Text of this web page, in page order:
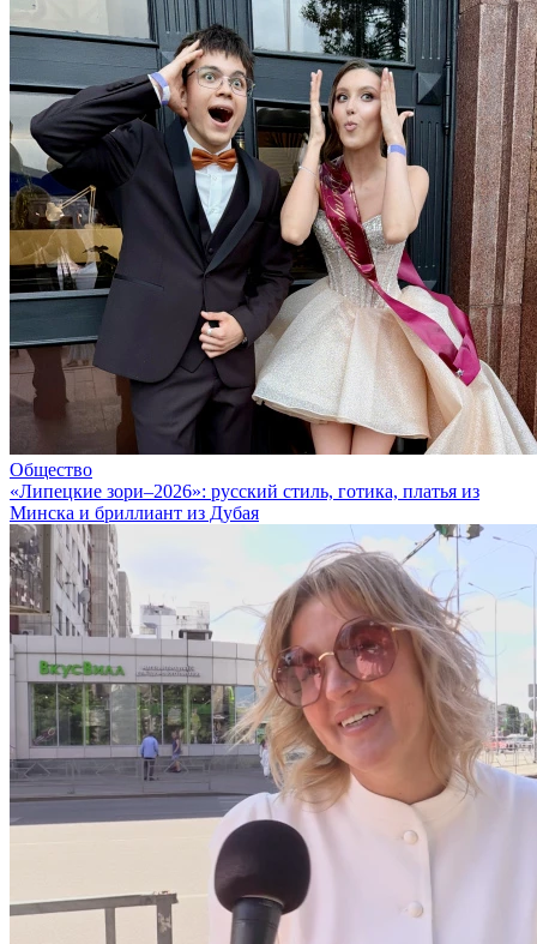
Общество
«Липецкие зори–2026»: русский стиль, готика, платья из
Минска и бриллиант из Дубая